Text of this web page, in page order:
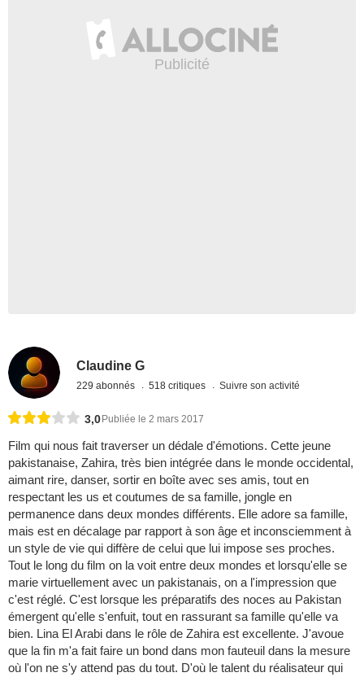
Claudine G
229 abonnés 518 critiques Suivre son activité
3,0 Publiée le 2 mars 2017
Film qui nous fait traverser un dédale d'émotions. Cette jeune
pakistanaise, Zahira, très bien intégrée dans le monde occidental,
aimant rire, danser, sortir en boîte avec ses amis, tout en
respectant les us et coutumes de sa famille, jongle en
permanence dans deux mondes différents. Elle adore sa famille,
mais est en décalage par rapport à son âge et inconsciemment à
un style de vie qui diffère de celui que lui impose ses proches.
Tout le long du film on la voit entre deux mondes et lorsqu'elle se
marie virtuellement avec un pakistanais, on a l'impression que
c'est réglé. C'est lorsque les préparatifs des noces au Pakistan
émergent qu'elle s'enfuit, tout en rassurant sa famille qu'elle va
bien. Lina El Arabi dans le rôle de Zahira est excellente. J'avoue
que la fin m'a fait faire un bond dans mon fauteuil dans la mesure
où l'on ne s'y attend pas du tout. D'où le talent du réalisateur qui